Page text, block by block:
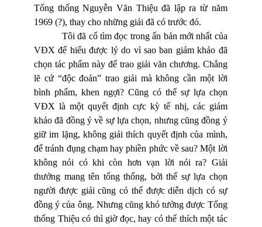
Tổng thống Nguyễn Văn Thiệu đã lập ra từ năm
1969 (?), thay cho những giải đã có trước đó.
Tôi đã cố tìm đọc trong ấn bản mới nhất của
VĐX để hiểu được lý do vì sao ban giám khảo đã
chọn tác phẩm này để trao giải văn chương. Chẳng
lẽ cứ “độc đoán” trao giải mà không cần một lời
bình phẩm, khen ngợi? Cũng có thể sự lựa chọn
VĐX là một quyết định cực kỳ tế nhị, các giám
khảo đã đồng ý về sự lựa chọn, nhưng cũng đồng ý
giữ im lặng, không giải thích quyết định của mình,
để tránh đụng chạm hay phiền phức về sau? Một lời
không nói có khi còn hơn vạn lời nói ra? Giải
thưởng mang tên tổng thống, bởi thế sự lựa chọn
người được giải cũng có thể được diễn dịch có sự
đồng ý của ông. Nhưng cũng khó tưởng được Tổng
thống Thiệu có thì giờ đọc, hay có thể thích một tác